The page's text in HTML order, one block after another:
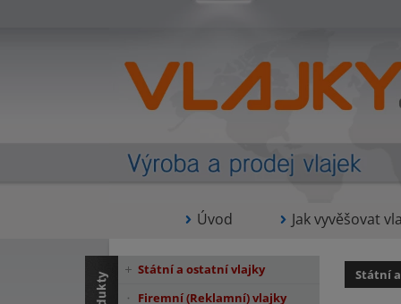
Úvod Jak vyvěšovat
Státní
Státní a ostatní vlajky
Firemní (Reklamní) vlajky